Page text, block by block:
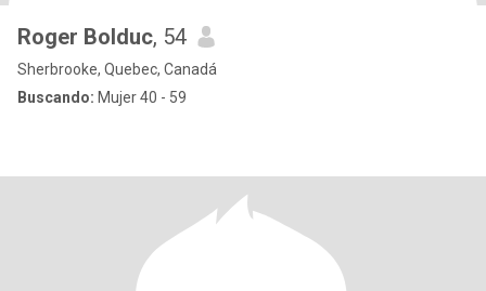
Roger Bolduc, 54
Sherbrooke, Quebec, Canadá
Buscando: Mujer 40 - 59